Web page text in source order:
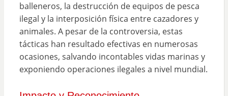
balleneros, la destrucción de equipos de pesca
ilegal y la interposición física entre cazadores y
animales. A pesar de la controversia, estas
tácticas han resultado efectivas en numerosas
ocasiones, salvando incontables vidas marinas y
exponiendo operaciones ilegales a nivel mundial.